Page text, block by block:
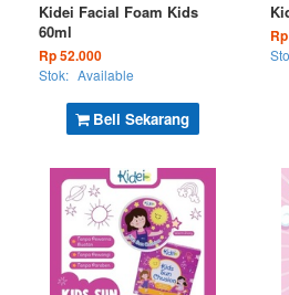
Beli Sekarang
Kidei Facial Foam Kids
60ml
Rp 52.000
Stok: Available